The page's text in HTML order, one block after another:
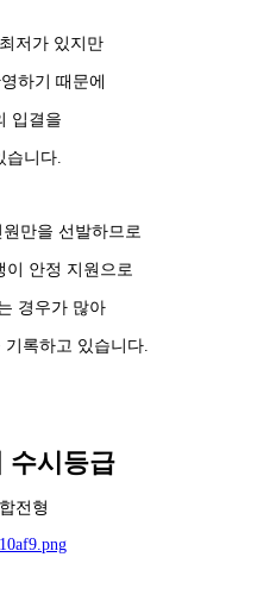
저가 있지만
하기 때문에
입결을
습니다.
만을 선발하므로
이 안정 지원으로
경우가 많아
록하고 있습니다.
수시등급
전형